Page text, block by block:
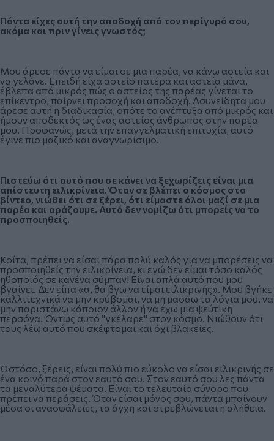
Πάντα είχες αυτή την αποδοχή από τον περίγυρό σου,
ακόμα και πριν γίνεις γνωστός;
Μου άρεσε πάντα να είμαι σε μια παρέα, να κάνω αστεία και
να γελάνε. Επειδή είχα αστείο πατέρα και αστεία μάνα,
έβλεπα από μικρός πώς ο αστείος της παρέας γίνεται το
επίκεντρο, παίρνει προσοχή και αποδοχή. Ασυνείδητα μου
άρεσε αυτή η διαδικασία, οπότε το ανέπτυξα από μικρός και
ήμουν αποδεκτός ως ένας αστείος άνθρωπος στην παρέα
μου. Προφανώς, μετά την επαγγελματική επιτυχία, αυτό
έγινε πιο μαζικό και αναγνωρίσιμο.
Πιστεύω ότι αυτό που σε κάνει να ξεχωρίζεις είναι μια
απίστευτη ειλικρίνεια. Όταν σε βλέπει ο κόσμος στα
βίντεο, νιώθει ότι σε ξέρει, ότι είμαστε όλοι μαζί σε μια
παρέα και αράζουμε. Αυτό δεν νομίζω ότι μπορείς να το
προσποιηθείς.
Κοίτα, πρέπει να είσαι πάρα πολύ καλός για να μπορέσεις να
προσποιηθείς την ειλικρίνεια, κι εγώ δεν είμαι τόσο καλός
ηθοποιός σε κανένα σύμπαν! Είναι απλά αυτό που μου
βγαίνει. Δεν είπα «α, θα βγω να είμαι ειλικρινής». Μου βγήκε
καλλιτεχνικά να μην κρύβομαι, να μη μασάω τα λόγια μου, να
μην παριστάνω κάποιον άλλον ή να έχω μια ψεύτικη
περσόνα. Όντως αυτό "γκέλαρε" στον κόσμο. Νιώθουν ότι
τους λέω αυτό που σκέφτομαι και όχι βλακείες.
Ωστόσο, ξέρεις, είναι πολύ πιο εύκολο να είσαι ειλικρινής σε
ένα κοινό παρά στον εαυτό σου. Στον εαυτό σου λες πάντα
τα μεγαλύτερα ψέματα. Είναι το τελευταίο σύνορο που
πρέπει να περάσεις. Όταν είσαι μόνος σου, πάντα μπαίνουν
μέσα οι ανασφάλειες, τα άγχη και στρεβλώνεται η αλήθεια.